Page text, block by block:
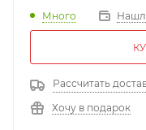
Много
Рассчитать
Хочу в подарок